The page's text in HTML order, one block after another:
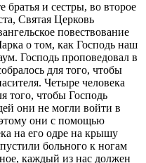
и сестры, во второе
Святая Церковь
повествование
о том, как Господь наш
Господь проповедовал в
для того, чтобы
Четыре человека
того, чтобы Господь
они не могли войти в
они с помощью
на его одре на крышу
больного к ногам
каждый из нас должен